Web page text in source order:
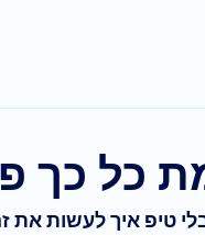
כל כך
טיפ איך לעשות את